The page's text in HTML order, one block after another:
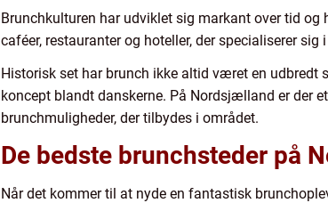
Brunchkulturen har udviklet sig markant over tid
caféer, restauranter og hoteller, der specialiserer
Historisk set har brunch ikke altid været en udbredt
koncept blandt danskerne. På Nordsjælland er der
brunchmuligheder, der tilbydes i området.
De bedste brunchsteder på
Når det kommer til at nyde en fantastisk